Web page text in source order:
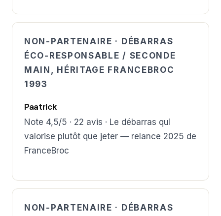
NON-PARTENAIRE · DÉBARRAS
ÉCO-RESPONSABLE / SECONDE
MAIN, HÉRITAGE FRANCEBROC
1993
Paatrick
Note 4,5/5 · 22 avis · Le débarras qui
valorise plutôt que jeter — relance 2025 de
FranceBroc
NON-PARTENAIRE · DÉBARRAS